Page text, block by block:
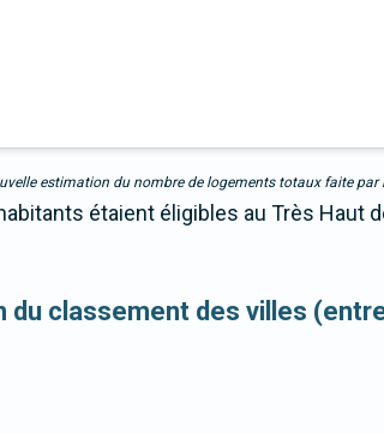
estimation du nombre de logements totaux faite par
étaient éligibles au Très Haut
du classement des villes